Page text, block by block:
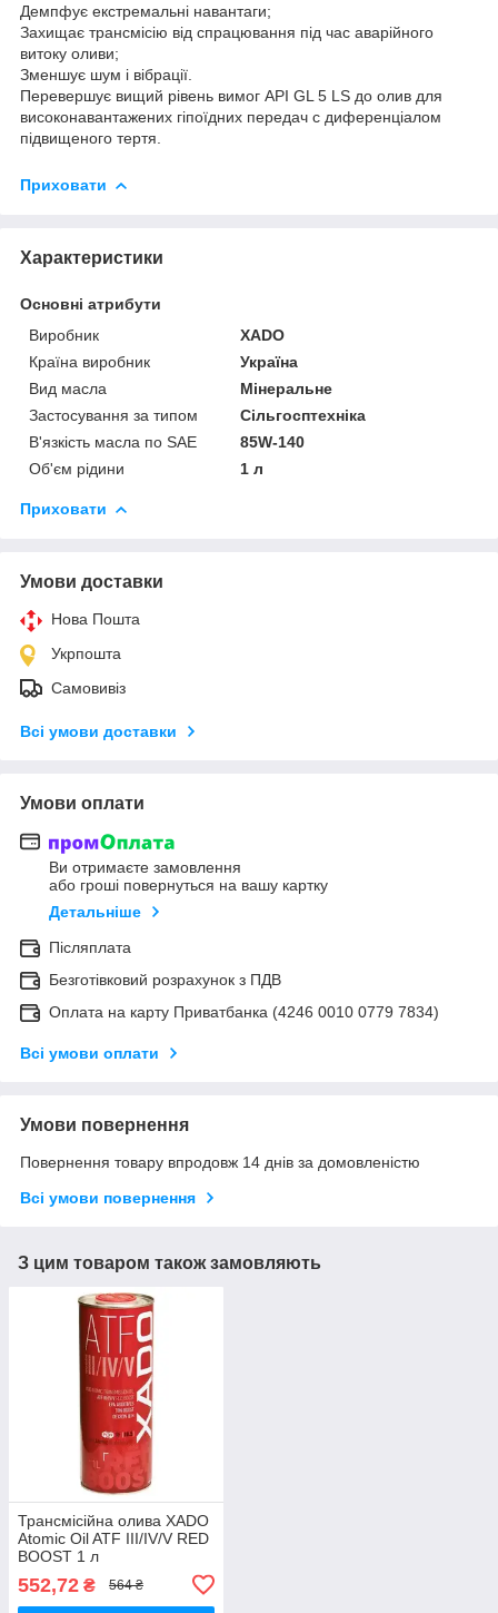
Демпфує екстремальні навантаги;
Захищає трансмісію від спрацювання під час аварійного
витоку оливи;
Зменшує шум і вібрації.
Перевершує вищий рівень вимог API GL 5 LS до олив для
високонавантажених гіпоїдних передач c диференціалом
підвищеного тертя.
Приховати
Характеристики
Основні атрибути
Виробник
ХАDО
Країна виробник
Україна
Вид масла
Мінеральне
Застосування за типом
Сільгосптехніка
В'язкість масла по SAE
85W-140
Об'єм рідини
1 л
Приховати
Умови доставки
Нова Пошта
Укрпошта
Самовивіз
Всі умови доставки
Умови оплати
Ви отримаєте замовлення
або гроші повернуться на вашу картку
Детальніше
Післяплата
Безготівковий розрахунок з ПДВ
Оплата на карту Приватбанка (4246 0010 0779 7834)
Всі умови оплати
Умови повернення
Повернення товару впродовж 14 днів за домовленістю
Всі умови повернення
З цим товаром також замовляють
Трансмісійна олива XADO
Atomic Oil ATF III/IV/V RED
BOOST 1 л
552,72 ₴ 564 ₴